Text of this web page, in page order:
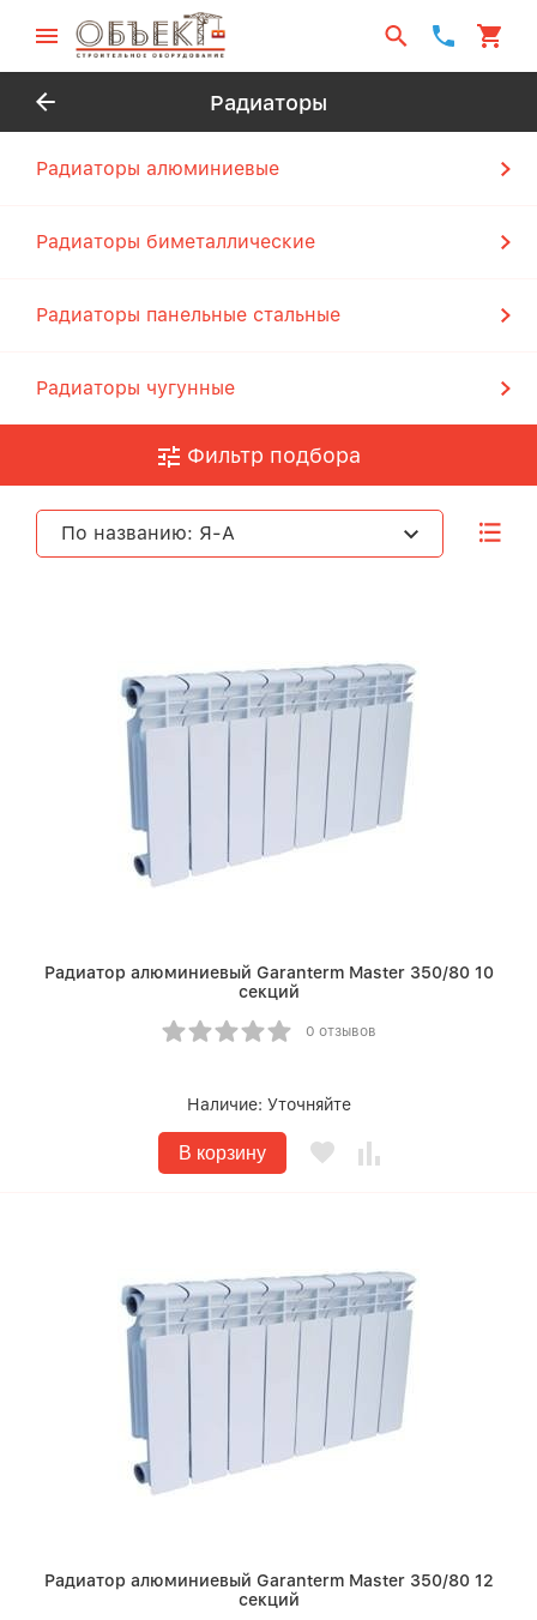
Радиаторы
Радиаторы алюминиевые
Радиаторы биметаллические
Радиаторы панельные стальные
Радиаторы чугунные
Фильтр подбора
По названию: Я-А
Радиатор алюминиевый Garanterm Master 350/80 10
секций
0 отзывов
Наличие: Уточняйте
В корзину
Радиатор алюминиевый Garanterm Master 350/80 12
секций